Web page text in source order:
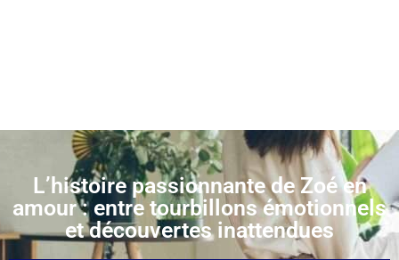
L’histoire passionnante de Zoé en
amour : entre tourbillons émotionnels
et découvertes inattendues